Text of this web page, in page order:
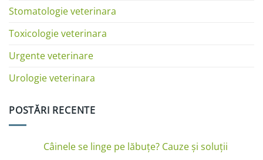
Stomatologie veterinara
Toxicologie veterinara
Urgente veterinare
Urologie veterinara
POSTĂRI RECENTE
Câinele se linge pe lăbuțe? Cauze și soluții